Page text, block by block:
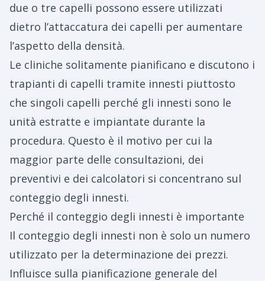
due o tre capelli possono essere utilizzati
dietro l’attaccatura dei capelli per aumentare
l’aspetto della densità.
Le cliniche solitamente pianificano e discutono i
trapianti di capelli tramite innesti piuttosto
che singoli capelli perché gli innesti sono le
unità estratte e impiantate durante la
procedura. Questo è il motivo per cui la
maggior parte delle consultazioni, dei
preventivi e dei calcolatori si concentrano sul
conteggio degli innesti.
Perché il conteggio degli innesti è importante
Il conteggio degli innesti non è solo un numero
utilizzato per la determinazione dei prezzi.
Influisce sulla pianificazione generale del